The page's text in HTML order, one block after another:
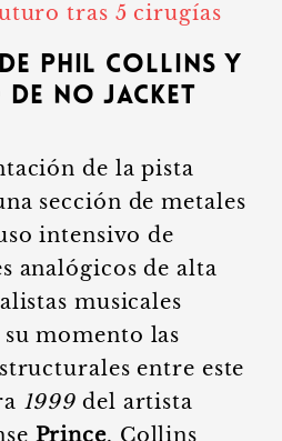
tras 5 cirugías
Phil Collins y
No Jacket
de la pista
sección de metales
intensivo de
analógicos de alta
musicales
momento las
entre este
1999 del artista
Prince. Collins